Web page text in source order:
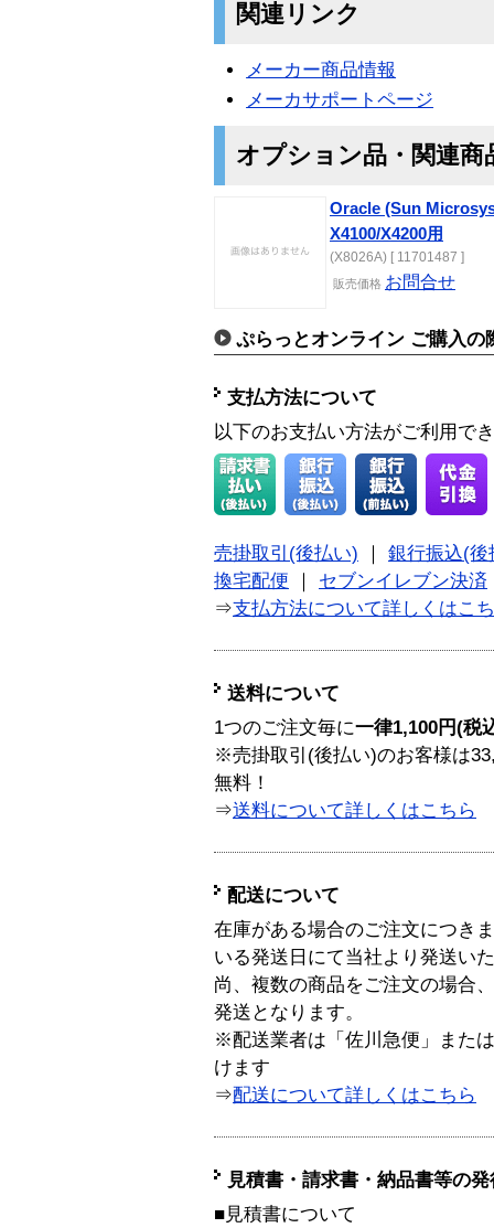
関連リンク
メーカー商品情報
メーカサポートページ
オプション品・関連商
Oracle (Sun
X4100/X4200用
(X8026A) [ 11701487 ]
販売価格 お問合せ
ぷらっとオンライン ご購入の
支払方法について
以下のお支払い方法がご利用で
売掛取引(後払い)
銀行振込(後
換宅配便
セブンイレブン決済
⇒支払方法について詳しくはこ
送料について
1つのご注文毎に一律1,100円(税
※売掛取引(後払い)のお客様は
無料！
⇒送料について詳しくはこちら
配送について
在庫がある場合のご注文につき
いる発送日にて当社より発送い
尚、複数の商品をご注文の場合
発送となります。
※配送業者は「佐川急便」また
けます
⇒配送について詳しくはこちら
見積書・請求書・納品書等の
■見積書について